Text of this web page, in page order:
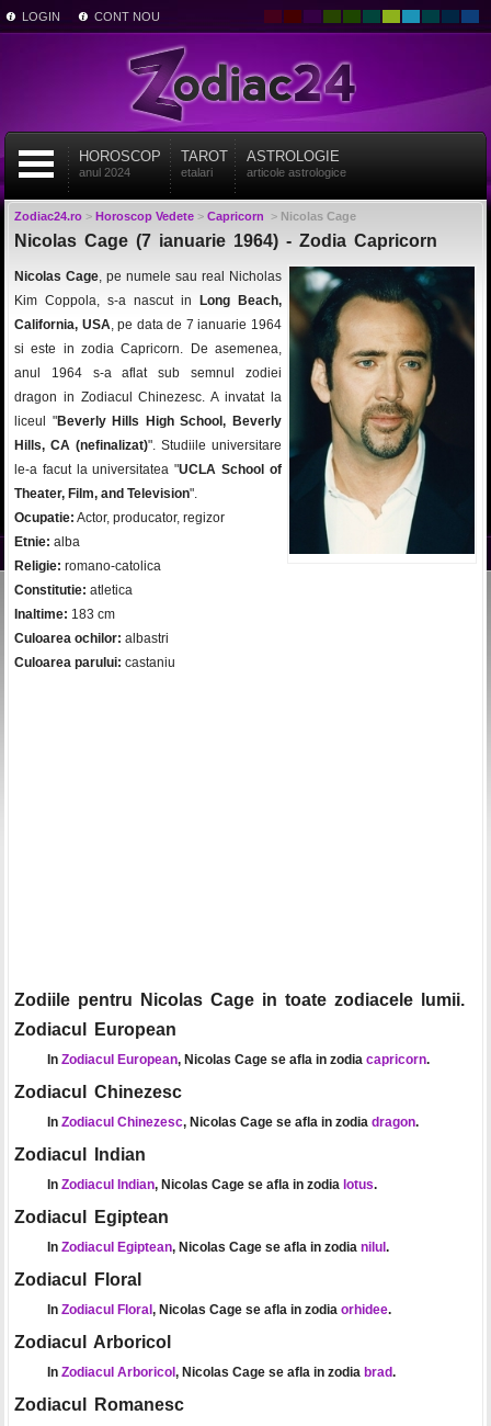
LOGIN CONT NOU
HOROSCOP
anul 2024
TAROT
etalari
ASTROLOGIE
articole astrologice
Zodiac24.ro> Horoscop Vedete> Capricorn > Nicolas Cage
Nicolas Cage (7 ianuarie 1964) - Zodia Capricorn
Nicolas Cage, pe numele sau real Nicholas
Kim Coppola, s-a nascut in
Long Beach,
California, USA, pe data de 7 ianuarie 1964
si este in zodia Capricorn. De asemenea,
anul 1964 s-a aflat sub semnul zodiei
dragon in Zodiacul Chinezesc. A invatat la
liceul "Beverly Hills High School, Beverly
Hills, CA (nefinalizat)". Studiile universitare
le-a facut la universitatea "UCLA School of
Theater, Film, and Television".
Ocupatie: Actor, producator, regizor
Etnie: alba
Religie: romano-catolica
Constitutie: atletica
Inaltime: 183 cm
Culoarea ochilor: albastri
Culoarea parului: castaniu
Zodiile pentru Nicolas Cage in toate zodiacele lumii.
Zodiacul European
In Zodiacul European, Nicolas Cage se afla in zodia capricorn.
Zodiacul Chinezesc
In Zodiacul Chinezesc, Nicolas Cage se afla in zodia dragon.
Zodiacul Indian
In Zodiacul Indian, Nicolas Cage se afla in zodia lotus.
Zodiacul Egiptean
In Zodiacul Egiptean, Nicolas Cage se afla in zodia nilul .
Zodiacul Floral
In Zodiacul Floral , Nicolas Cage se afla in zodia orhidee.
Zodiacul Arboricol
In Zodiacul Arboricol , Nicolas Cage se afla in zodia brad.
Zodiacul Romanesc